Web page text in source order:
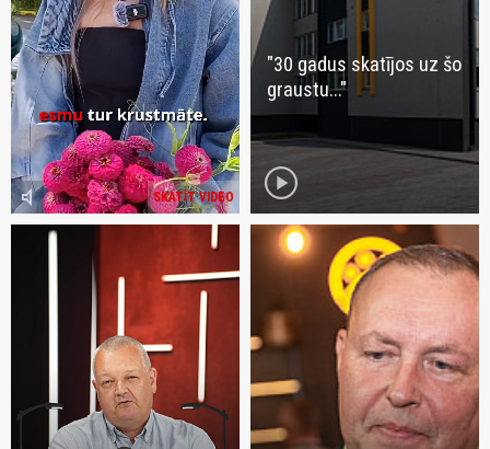
SKATĪT VIDEO
volume_mute
"30 gadus skatījos uz šo
graustu..."
play_circle